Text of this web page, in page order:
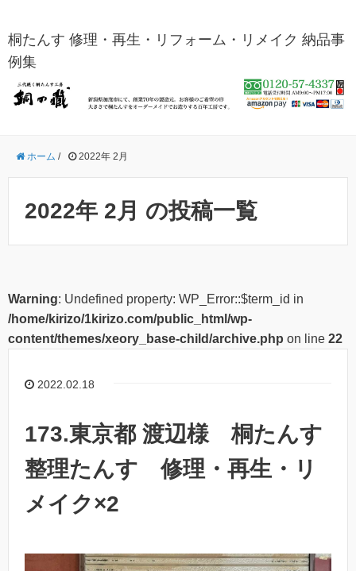
桐たんす 修理・再生・リフォーム・リメイク 納品事
例集
ホーム / 2022年 2月
2022年 2月 の投稿一覧
Warning: Undefined property: WP_Error::$term_id in
/home/kirizo/1kirizo.com/public_html/wp-
content/themes/xeory_base-child/archive.php on line 22
2022.02.18
173.東京都 渡辺様 桐たんす
整理たんす 修理・再生・リ
メイク×2